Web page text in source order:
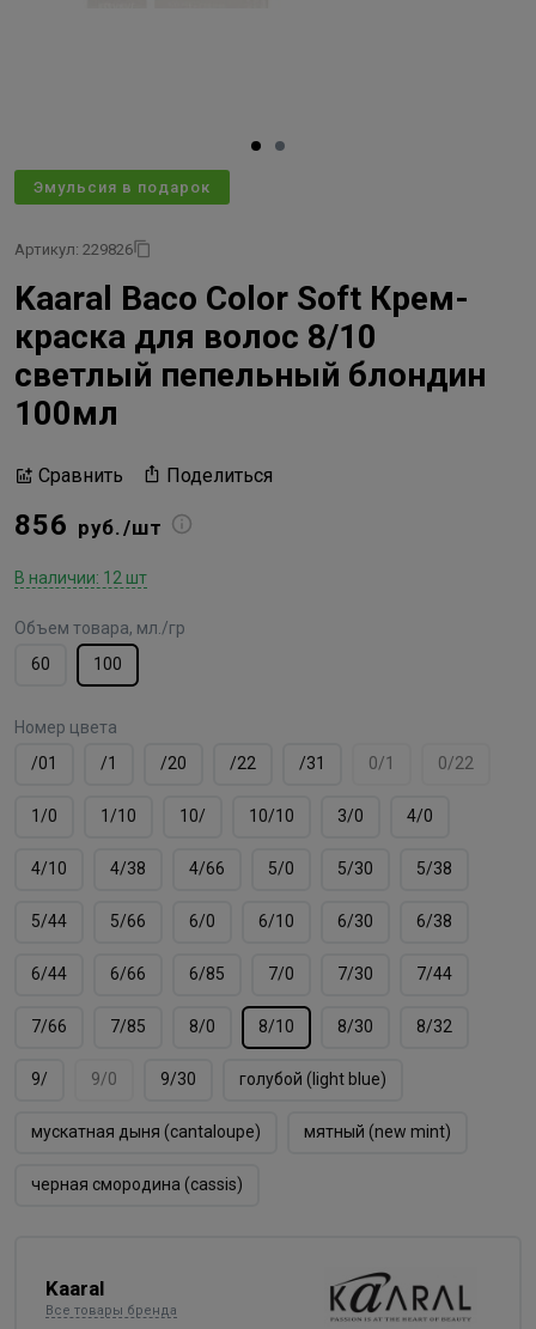
Эмульсия в подарок
Артикул: 229826
Kaaral Baco Color Soft Крем-
краска для волос 8/10
светлый пепельный блондин
100мл
Сравнить Поделиться
856 руб./шт
В наличии: 12 шт
Объем товара, мл./гр
60
100
Номер цвета
/01
/1 /20 /22 /31 0/1 0/22
1/0 1/10 10/ 10/10 3/0 4/0
4/10 4/38 4/66 5/0 5/30 5/38
5/44 5/66 6/0 6/10 6/30 6/38
6/44 6/66 6/85 7/0 7/30 7/44
7/66 7/85 8/0 8/10 8/30 8/32
9/ 9/0 9/30 голубой (light blue)
мускатная дыня (cantaloupe) мятный (new mint)
черная смородина (cassis)
Kaaral
Все товары бренда